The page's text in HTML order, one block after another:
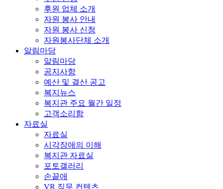
후원 업체 소개
자원 봉사 안내
자원 봉사 신청
자원봉사단체 소개
알림마당
알림마당
공지사항
예산 및 결산 공고
복지뉴스
복지관 주요 월간 일정
고객소리함
자료실
자료실
시각장애의 이해
복지관 자료실
포토갤러리
손끝애
VR 직무 컨텐츠